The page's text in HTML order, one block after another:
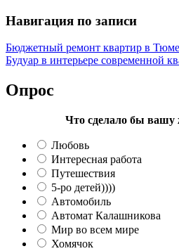
Навигация по записи
Бюджетный ремонт квартир в
Будуар в интерьере современной
Опрос
Что сделало бы вашу
Любовь
Интересная работа
Путешествия
5-ро детей))))
Автомобиль
Автомат Калашникова
Мир во всем мире
Хомячок